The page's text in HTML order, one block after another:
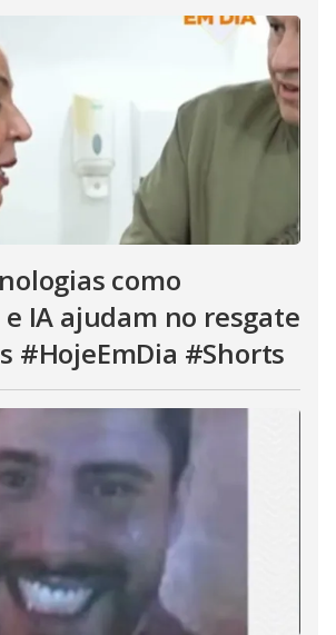
como
IA ajudam no resgate
#HojeEmDia #Shorts